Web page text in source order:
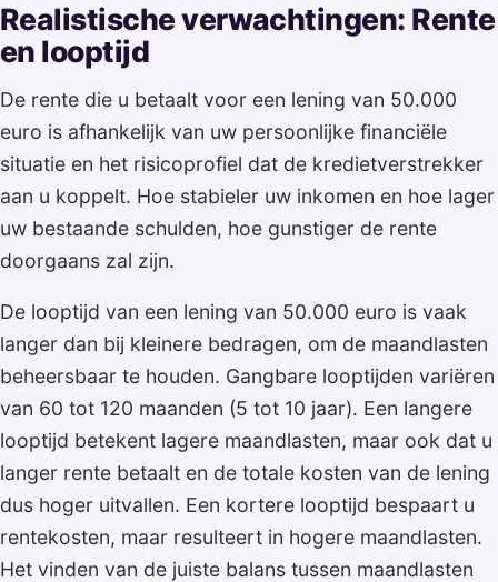
Realistische verwachtingen: Rente
en looptijd
De rente die u betaalt voor een lening van 50.000
euro is afhankelijk van uw persoonlijke financiële
situatie en het risicoprofiel dat de kredietverstrekker
aan u koppelt. Hoe stabieler uw inkomen en hoe lager
uw bestaande schulden, hoe gunstiger de rente
doorgaans zal zijn.
De looptijd van een lening van 50.000 euro is vaak
langer dan bij kleinere bedragen, om de maandlasten
beheersbaar te houden. Gangbare looptijden variëren
van 60 tot 120 maanden (5 tot 10 jaar). Een langere
looptijd betekent lagere maandlasten, maar ook dat u
langer rente betaalt en de totale kosten van de lening
dus hoger uitvallen. Een kortere looptijd bespaart u
rentekosten, maar resulteert in hogere maandlasten.
Het vinden van de juiste balans tussen maandlasten